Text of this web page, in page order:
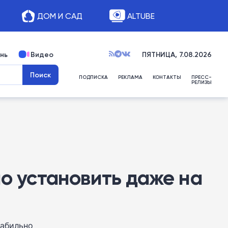
ДОМ И САД ALTUBE
Видео ПЯТНИЦА, 7.08.2026
ПОДПИСКА РЕКЛАМА КОНТАКТЫ ПРЕСС-
РЕЛИЗЫ
установить даже на